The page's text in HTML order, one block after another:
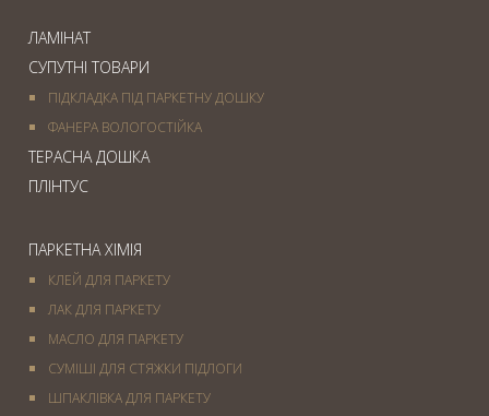
ЛАМІНАТ
СУПУТНІ ТОВАРИ
ПІДКЛАДКА ПІД ПАРКЕТНУ ДОШКУ
ФАНЕРА ВОЛОГОСТІЙКА
ТЕРАСНА ДОШКА
ПЛІНТУС
ПАРКЕТНА ХІМІЯ
КЛЕЙ ДЛЯ ПАРКЕТУ
ЛАК ДЛЯ ПАРКЕТУ
МАСЛО ДЛЯ ПАРКЕТУ
СУМІШІ ДЛЯ СТЯЖКИ ПІДЛОГИ
ШПАКЛІВКА ДЛЯ ПАРКЕТУ